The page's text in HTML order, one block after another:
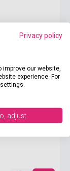
Privacy policy
our website,
experience. For
adjust